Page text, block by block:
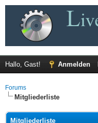
Hallo, Gast! Anmelden
Forums
Mitgliederliste
Mitgliederliste